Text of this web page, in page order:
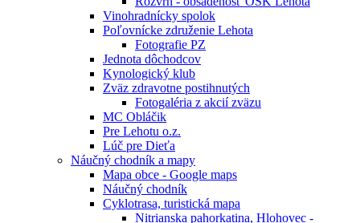
Vinohradnícky spolok
Poľovnícke združenie Lehota
Fotografie PZ
Jednota dôchodcov
Kynologický klub
Zväz zdravotne postihnutých
Fotogaléria z akcií zväzu
MC Obláčik
Pre Lehotu o.z.
Lúč pre Dieťa
Náučný chodník a mapy
Mapa obce - Google maps
Náučný chodník
Cyklotrasa, turistická mapa
Nitrianska pahorkatina, Hlohovec -